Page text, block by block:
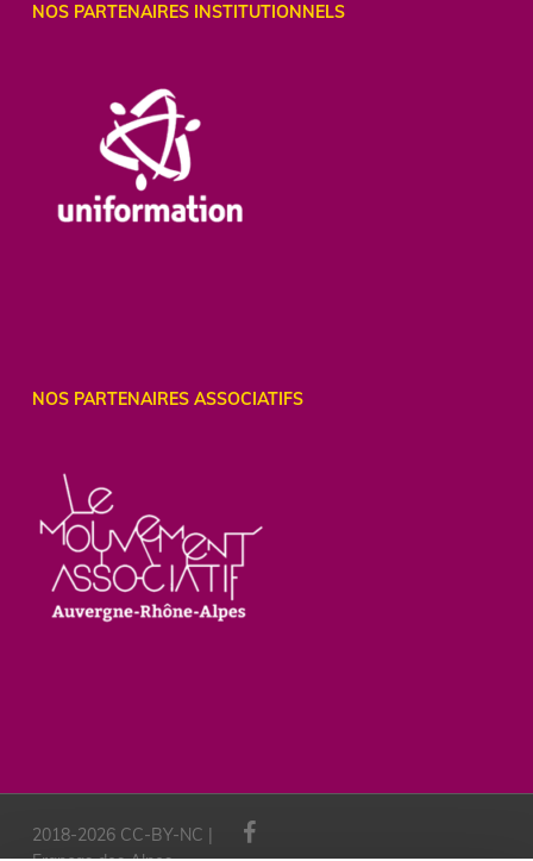
NOS PARTENAIRES INSTITUTIONNELS
NOS PARTENAIRES ASSOCIATIFS
2018-2026 CC-BY-NC |
facebook